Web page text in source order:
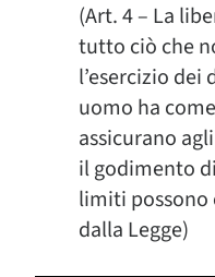
(Art. 4 – La
tutto ciò che
l’esercizio
uomo ha
assicurano
il godimento
limiti possono
dalla Legge)